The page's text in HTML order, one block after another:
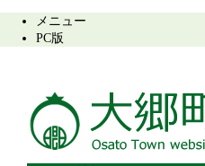
メニュー
PC版